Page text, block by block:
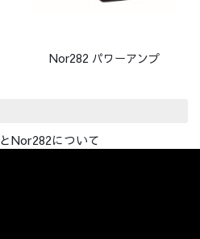
Nor282 パワーアンプ
Nor282について